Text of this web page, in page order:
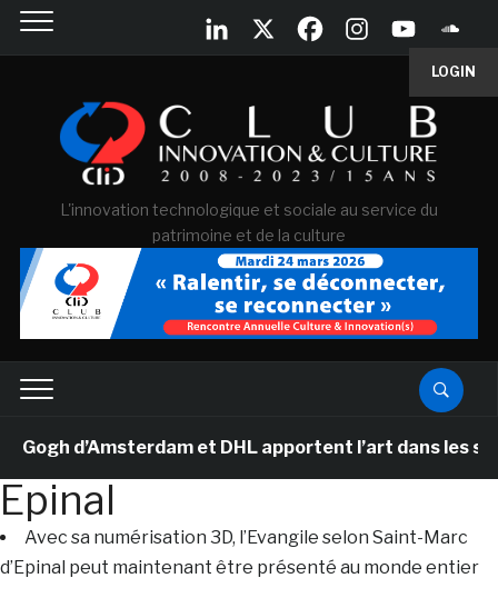
LOGIN
L'innovation technologique et sociale au service du
patrimoine et de la culture
d’Amsterdam et DHL apportent l’art dans les
Epinal
Avec sa numérisation 3D, l’Evangile selon Saint-Marc
d’Epinal peut maintenant être présenté au monde entier